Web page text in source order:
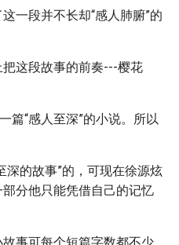
一段并不长却“感人肺腑”的
这段故事的前奏---樱花
篇“感人至深”的小说。所以
深的故事”的，可现在徐源炫
分他只能凭借自己的记忆